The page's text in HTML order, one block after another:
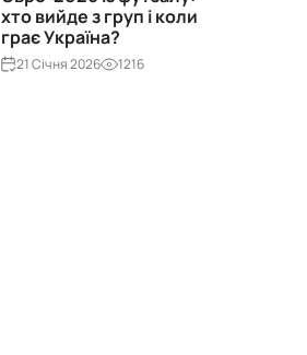
хто вийде з груп і коли
грає Україна?
21 Січня 2026 1216